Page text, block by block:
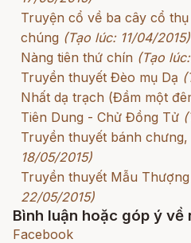
Truyện cổ về ba cây cổ
chúng (Tạo lúc: 11/04/2015)
Nàng tiên thứ chín (Tạo
Truyền thuyết Đèo mụ Dạ
Nhất dạ trạch (Đầm một
Tiên Dung - Chử Đồng Tử
Truyền thuyết bánh
18/05/2015)
Truyền thuyết Mẫu
22/05/2015)
Bình luận hoặc góp ý về
Facebook